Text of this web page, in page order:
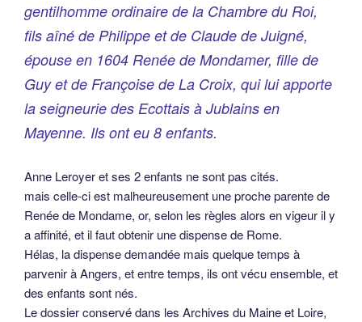
gentilhomme ordinaire de la Chambre du Roi,
fils aîné de Philippe et de Claude de Juigné,
épouse en 1604 Renée de Mondamer, fille de
Guy et de Françoise de La Croix, qui lui apporte
la seigneurie des Ecottais à Jublains en
Mayenne. Ils ont eu 8 enfants.
Anne Leroyer et ses 2 enfants ne sont pas cités.
mais celle-ci est malheureusement une proche parente de
Renée de Mondame, or, selon les règles alors en vigeur il y
a affinité, et il faut obtenir une dispense de Rome.
Hélas, la dispense demandée mais quelque temps à
parvenir à Angers, et entre temps, ils ont vécu ensemble, et
des enfants sont nés.
Le dossier conservé dans les Archives du Maine et Loire,